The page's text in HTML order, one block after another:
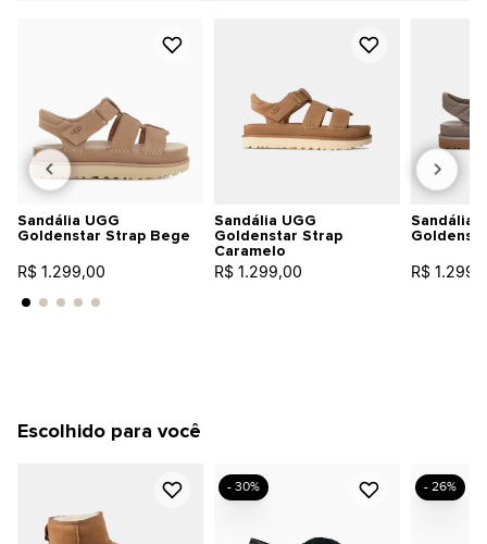
Sandália UGG
Goldenstar Strap Bege
R$ 1.299,00
Sandália UGG
Goldenstar Strap
Caramelo
R$ 1.299,00
Sandália
R$
Escolhido para você
- 30% - 26%